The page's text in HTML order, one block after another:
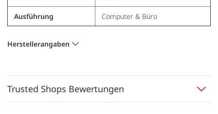
Ausführung Computer & Büro
Herstellerangaben
Trusted Shops Bewertungen